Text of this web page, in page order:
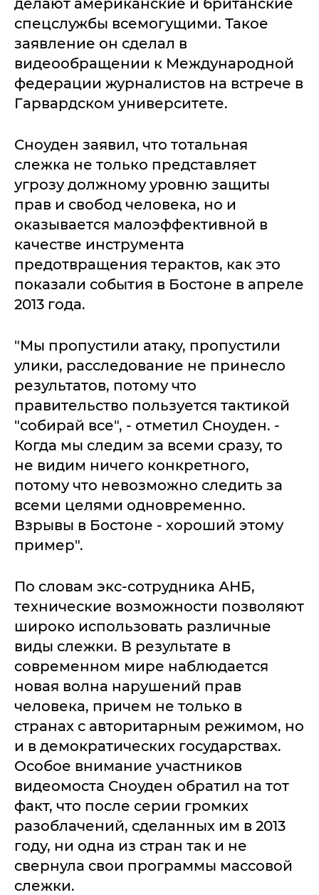
делают американские и британские
спецслужбы всемогущими. Такое
заявление он сделал в
видеообращении к Международной
федерации журналистов на встрече в
Гарвардском университете.
Сноуден заявил, что тотальная
слежка не только представляет
угрозу должному уровню защиты
прав и свобод человека, но и
оказывается малоэффективной в
качестве инструмента
предотвращения терактов, как это
показали события в Бостоне в апреле
2013 года.
"Мы пропустили атаку, пропустили
улики, расследование не принесло
результатов, потому что
правительство пользуется тактикой
"собирай все", - отметил Сноуден. -
Когда мы следим за всеми сразу, то
не видим ничего конкретного,
потому что невозможно следить за
всеми целями одновременно.
Взрывы в Бостоне - хороший этому
пример".
По словам экс-сотрудника АНБ,
технические возможности позволяют
широко использовать различные
виды слежки. В результате в
современном мире наблюдается
новая волна нарушений прав
человека, причем не только в
странах с авторитарным режимом, но
и в демократических государствах.
Особое внимание участников
видеомоста Сноуден обратил на тот
факт, что после серии громких
разоблачений, сделанных им в 2013
году, ни одна из стран так и не
свернула свои программы массовой
слежки.